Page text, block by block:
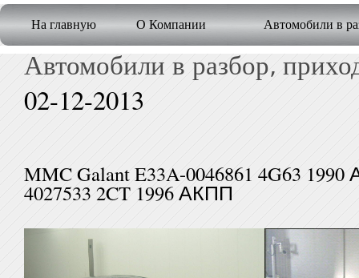
На главную О Компании Автомобили в
Автомобили в разбор,
02-12-2013
MMC Galant E33A-0046861
4027533 2CT 1996 АКПП